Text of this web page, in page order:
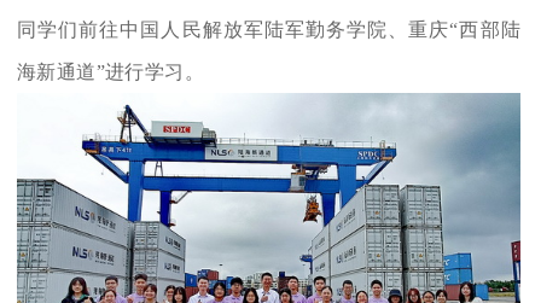
同学们前往中国人民解放军陆军勤务学院、重庆“西部陆
海新通道”进行学习。